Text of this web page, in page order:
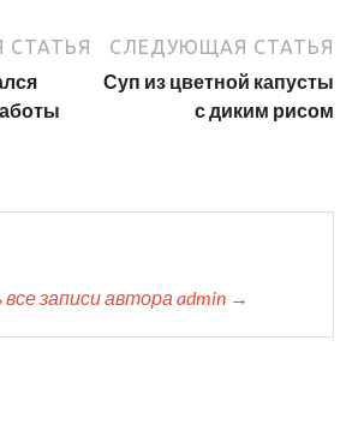
СЛЕДУЮЩАЯ СТАТЬЯ
Суп из цветной капусты
с диким рисом
записи автора admin →